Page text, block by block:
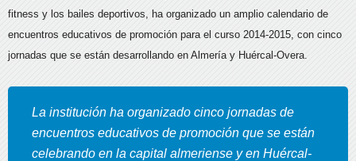
fitness y los bailes deportivos, ha organizado un amplio calendario de
encuentros educativos de promoción para el curso 2014-2015, con cinco
jornadas que se están desarrollando en Almería y Huércal-Overa.
La institución ha organizado cinco jornadas de
encuentros educativos de promoción que se están
celebrando en la capital almeriense y en Huércal-